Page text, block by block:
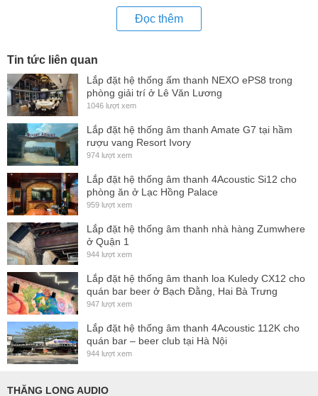
Tính năng nổi bật
Loa toàn dải passive 2 đường tiếng, tối ưu cho lắp
đặt cố định hoặc bán cố định.
Waveguide có thể xoay góc phủ 100° x 50° hoặc 50°
x 100°chỉ bằng thao tác xoay tay, không cần tháo mặt
lưới.
Đọc thêm
Tin tức liên quan
Lắp đặt hệ thống ấm thanh NEXO ePS8 trong
phòng giải trí ở Lê Văn Lương
1046 lượt xem
Lắp đặt hệ thống âm thanh Amate G7 tại hầm
rượu vang Resort Ivory
974 lượt xem
Lắp đặt hệ thống âm thanh 4Acoustic Si12 cho
phòng ăn ở Lạc Hồng Palace
959 lượt xem
Lắp đặt hệ thống âm thanh nhà hàng Zumwhere
ở Quận 1
944 lượt xem
Lắp đặt hệ thống âm thanh loa Kuledy CX12 cho
quán bar beer ở Bạch Đằng, Hai Bà Trưng
947 lượt xem
Lắp đặt hệ thống âm thanh 4Acoustic 112K cho
quán bar – beer club tại Hà Nội
944 lượt xem
THĂNG LONG AUDIO